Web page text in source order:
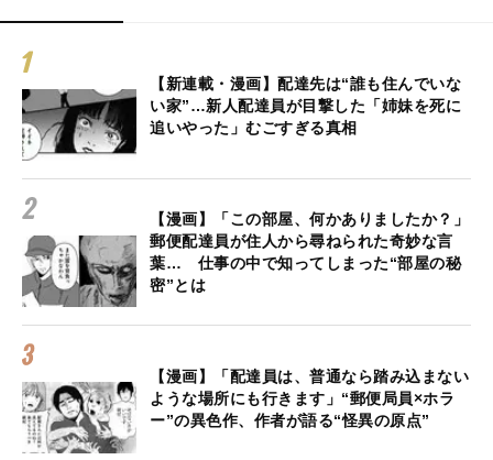
【新連載・漫画】配達先は“誰も住んでいな
い家”…新人配達員が目撃した「姉妹を死に
追いやった」むごすぎる真相
【漫画】「この部屋、何かありましたか？」
郵便配達員が住人から尋ねられた奇妙な言
葉… 仕事の中で知ってしまった“部屋の秘
密”とは
【漫画】「配達員は、普通なら踏み込まない
ような場所にも行きます」“郵便局員×ホラ
ー”の異色作、作者が語る“怪異の原点”